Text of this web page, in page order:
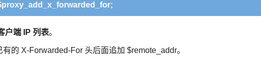
户端 IP 列表。
的 X-Forwarded-For 头后面追加 $remote_addr。